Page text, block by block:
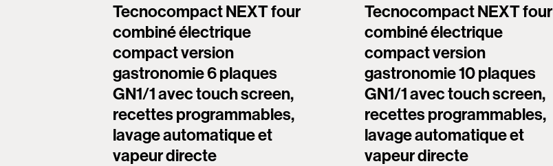
Tecnocompact NEXT four
combiné électrique
compact version
gastronomie 6 plaques
GN1/1 avec touch screen,
recettes programmables,
lavage automatique et
vapeur directe
Tecnocompact NEXT four
combiné électrique
compact version
gastronomie 10 plaques
GN1/1 avec touch screen,
recettes programmables,
lavage automatique et
vapeur directe